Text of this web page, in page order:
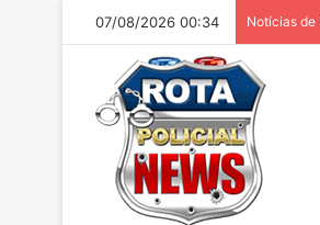
07/08/2026 00:34 Notícias de